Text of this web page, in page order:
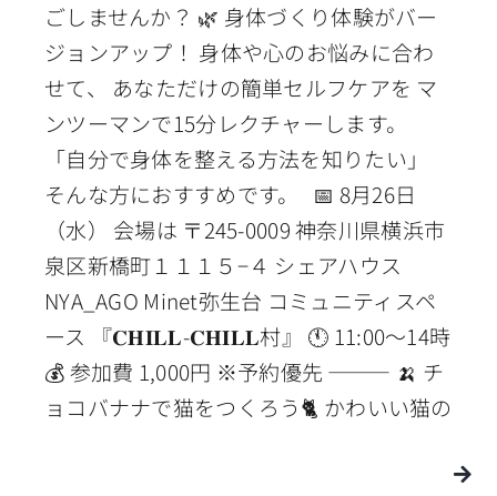
ごしませんか？ 🌿 身体づくり体験がバー
ジョンアップ！ 身体や心のお悩みに合わ
せて、 あなただけの簡単セルフケアを マ
ンツーマンで15分レクチャーします。
「自分で身体を整える方法を知りたい」
そんな方におすすめです。 📅 8月26日
（水） 会場は 〒245-0009 神奈川県横浜市
泉区新橋町１１１５−４ シェアハウス
NYA_AGO Minet弥生台 コミュニティスペ
ース 『𝐂𝐇𝐈𝐋𝐋-𝐂𝐇𝐈𝐋𝐋村』 🕚 11:00〜14時
💰 参加費 1,000円 ※予約優先 ⸻ 🍌 チ
ョコバナナで猫をつくろう🐈 かわいい猫の